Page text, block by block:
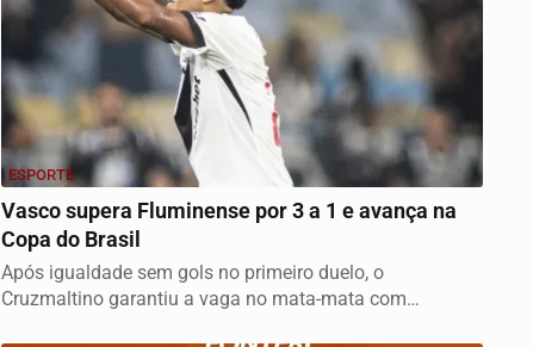
ESPORTE
Vasco supera Fluminense por 3 a 1 e avança na
Copa do Brasil
Após igualdade sem gols no primeiro duelo, o
Cruzmaltino garantiu a vaga no mata-mata com